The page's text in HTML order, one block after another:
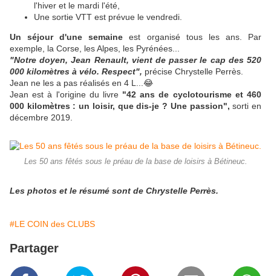
l'hiver et le mardi l'été,
Une sortie VTT est prévue le vendredi.
Un séjour d'une semaine est organisé tous les ans. Par
exemple, la Corse, les Alpes, les Pyrénées...
"Notre doyen, Jean Renault, vient de passer le cap des 520
000 kilomètres à vélo. Respect", précise Chrystelle Perrès.
Jean ne les a pas réalisés en 4 L...😂
Jean est à l'origine du livre "42 ans de cyclotourisme et 460
000 kilomètres : un loisir, que dis-je ? Une passion", sorti en
décembre 2019.
Les 50 ans fêtés sous le préau de la base de loisirs à Bétineuc.
Les photos et le résumé sont de Chrystelle Perrès.
#LE COIN des CLUBS
Partager